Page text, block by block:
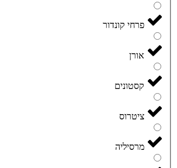
פרחי קונדור
אורן
קסטונים
ציטרוס
מרסיליה